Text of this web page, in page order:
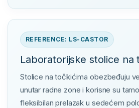
REFERENCE: LS-CASTOR
Laboratorijske stolice na
Stolice na točkićima obezbeđuju
unutar radne zone i korisne su
fleksibilan prelazak u sedećem